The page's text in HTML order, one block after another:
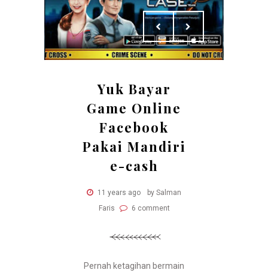
Yuk Bayar
Game Online
Facebook
Pakai Mandiri
e-cash
11 years ago
by Salman
Faris
6 comment
Pernah ketagihan bermain